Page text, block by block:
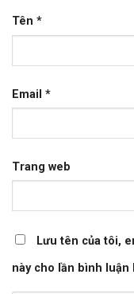
Tên *
Email *
Trang web
Lưu tên của tôi,
này cho lần bình luận